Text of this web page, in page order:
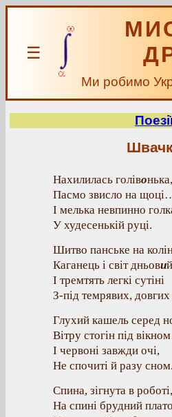
☰
Ми робимо
Нахилилась голівонька,
Пасмо звисло на
І мелька невпинно
У худесенькій руці.
Шитво панське на
Каганець і світ дньови
І тремтять легкі сутіні
З-під темрявих, довгих
Глухий кашель серед
Вітру стогін під
І червоні завжди очі,
Не спочиті й разу сном.
Спина, зігнута в роботі,
На спині брудний